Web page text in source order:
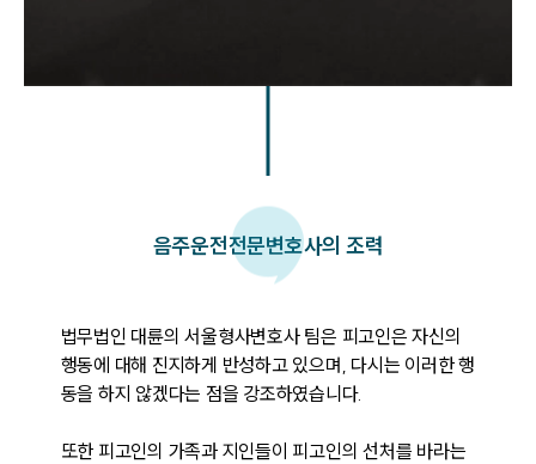
음주운전전문변호사의 조력
법무법인 대륜의 서울형사변호사 팀은 피고인은 자신의
행동에 대해 진지하게 반성하고 있으며, 다시는 이러한 행
동을 하지 않겠다는 점을 강조하였습니다.
또한 피고인의 가족과 지인들이 피고인의 선처를 바라는